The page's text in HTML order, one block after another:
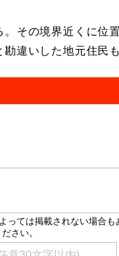
その境界近くに位
違いした地元住民